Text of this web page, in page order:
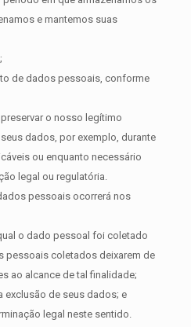
e mantemos suas
de dados pessoais, conforme
o nosso legítimo
dados, por exemplo, durante
ou enquanto necessário
legal ou regulatória.
pessoais ocorrerá nos
o dado pessoal foi coletado
pessoais coletados deixarem de
ao alcance de tal finalidade;
exclusão de seus dados; e
legal neste sentido.